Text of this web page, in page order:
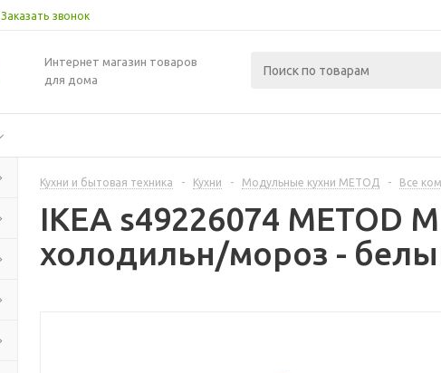
Заказать звонок
Интернет магазин товаров
для дома
Кухни и бытовая техника - Кухни - Модульные кухни МЕТОД - Все
IKEA s49226074
холодильн/мороз -